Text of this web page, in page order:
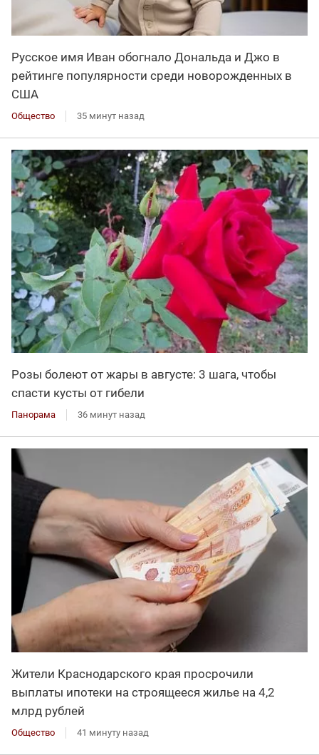
Русское имя Иван обогнало Дональда и Джо в
рейтинге популярности среди новорожденных в
США
Общество 35 минут назад
Розы болеют от жары в августе: 3 шага, чтобы
спасти кусты от гибели
Панорама 36 минут назад
Жители Краснодарского края просрочили
выплаты ипотеки на строящееся жилье на 4,2
млрд рублей
Общество 41 минуту назад